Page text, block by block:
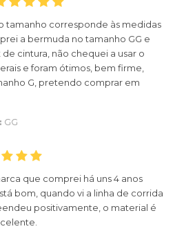
tamanho corresponde às medidas
a bermuda no tamanho GG e
cintura, não chequei a usar o
e foram ótimos, bem firme,
G, pretendo comprar em
GG
que comprei há uns 4 anos
bom, quando vi a linha de corrida
positivamente, o material é